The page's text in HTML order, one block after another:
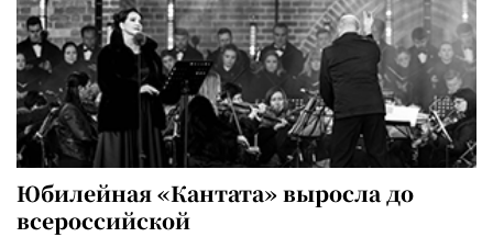
Юбилейная «Кантата» выросла до
всероссийской